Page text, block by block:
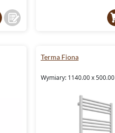
Terma Fiona
Wymiary: 1140.00 x 500.00